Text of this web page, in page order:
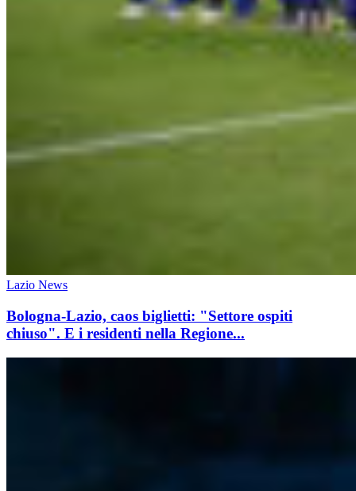
Lazio News
Bologna-Lazio, caos biglietti: "Settore ospiti
chiuso". E i residenti nella Regione...